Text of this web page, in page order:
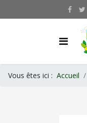
Vous êtes ici : Accueil